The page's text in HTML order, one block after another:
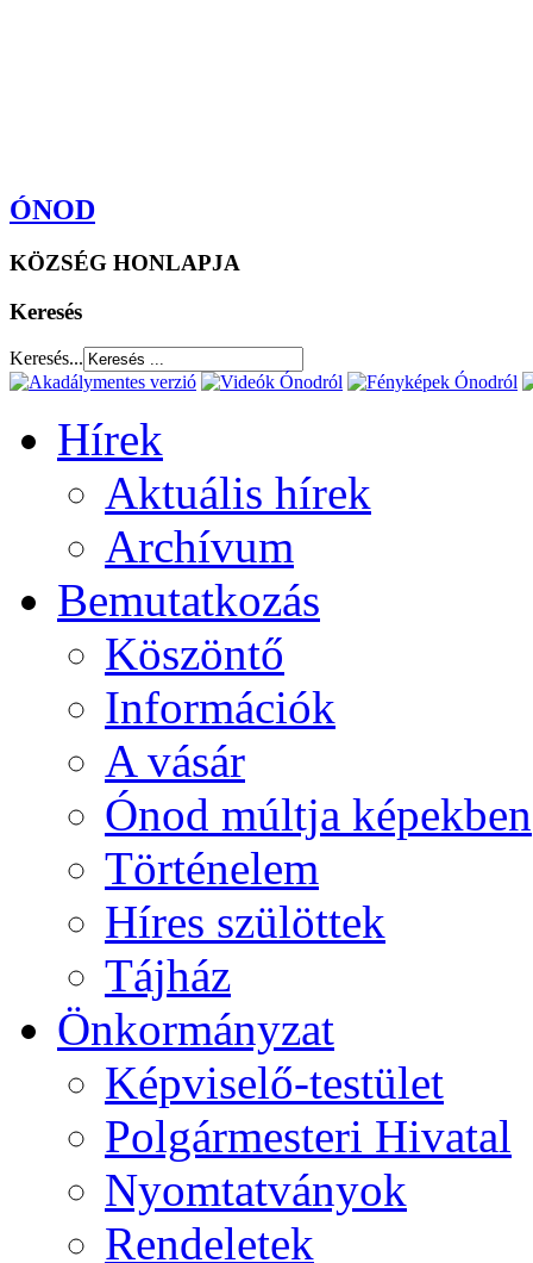
ÓNOD
KÖZSÉG HONLAPJA
Keresés
Keresés...
Hírek
Aktuális hírek
Archívum
Bemutatkozás
Köszöntő
Információk
A vásár
Ónod múltja képekben
Történelem
Híres szülöttek
Tájház
Önkormányzat
Képviselő-testület
Polgármesteri Hivatal
Nyomtatványok
Rendeletek